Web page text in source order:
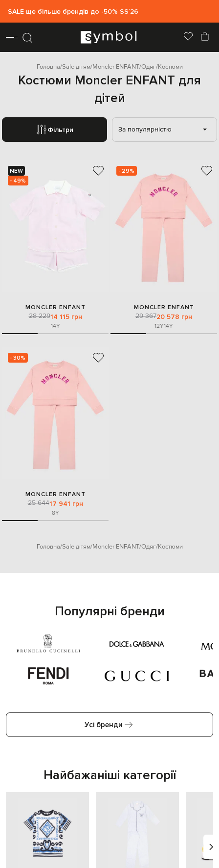
SALE ще більше брендів до -50% SS`26
Головна Sale дітям Moncler ENFANT Одяг Костюми
Костюми Moncler ENFANT для
дітей
Фільтри За популярністю
NEW
- 49%
MONCLER ENFANT
28 22914 115 грн
14Y
- 29%
MONCLER ENFANT
29 36720 578 грн
12Y14Y
- 30%
MONCLER ENFANT
25 64417 941 грн
8Y
Головна Sale дітям Moncler ENFANT Одяг Костюми
Популярні бренди
Усі бренди
Найбажаніші категорії